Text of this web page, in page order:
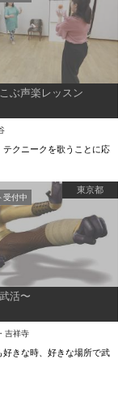
ぶ声楽レッスン
テクニークを歌うことに応
東京都
活〜
吉祥寺
好きな時、好きな場所で武
受付中